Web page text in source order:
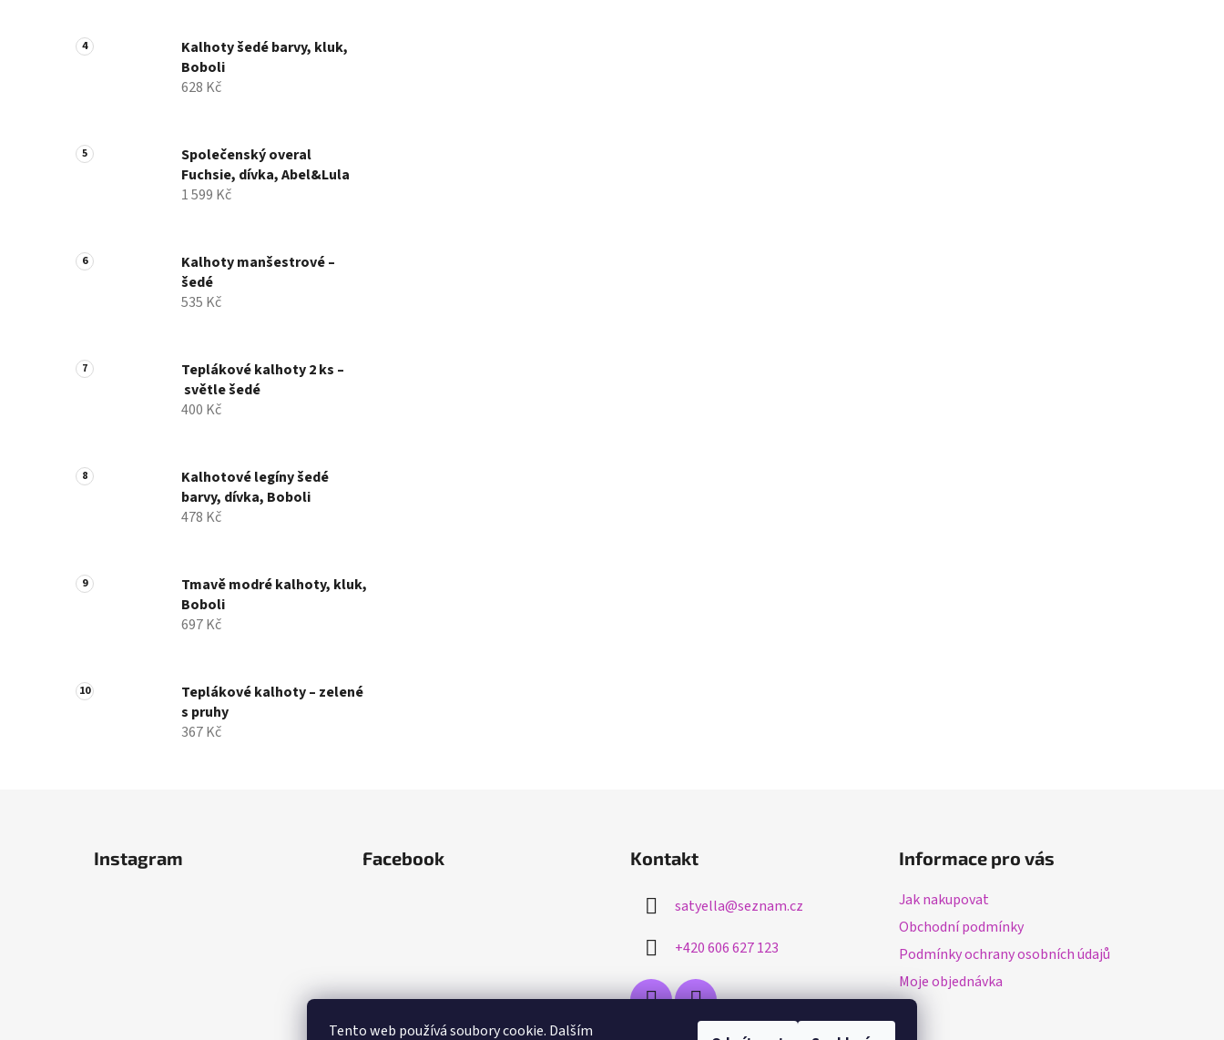
Tento web používá soubory cookie. Dalším
Kalhoty šedé barvy, kluk,
Boboli
628 Kč
Společenský overal
Fuchsie, dívka, Abel&Lula
1 599 Kč
Kalhoty manšestrové –
šedé
535 Kč
Teplákové kalhoty 2 ks –
světle šedé
400 Kč
Kalhotové legíny šedé
barvy, dívka, Boboli
478 Kč
Tmavě modré kalhoty, kluk,
Boboli
697 Kč
Teplákové kalhoty – zelené
s pruhy
367 Kč
Instagram Facebook Kontakt
satyella@seznam.cz
+420 606 627 123
Informace pro vás
Jak nakupovat
Obchodní podmínky
Podmínky ochrany osobních údajů
Moje objednávka